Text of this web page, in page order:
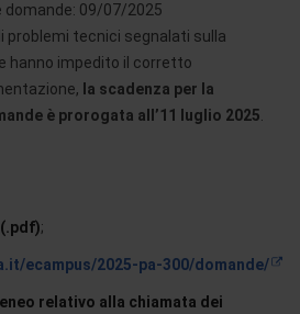
09/07/2025
problemi tecnici segnalati sulla
hanno impedito il corretto
la scadenza per la
è prorogata all’11 luglio 2025
;
ecampus/2025-pa-300/domande/
relativo alla chiamata dei